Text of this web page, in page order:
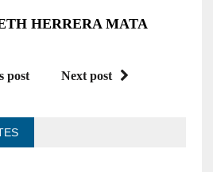
HERRERA MATA
post Next post